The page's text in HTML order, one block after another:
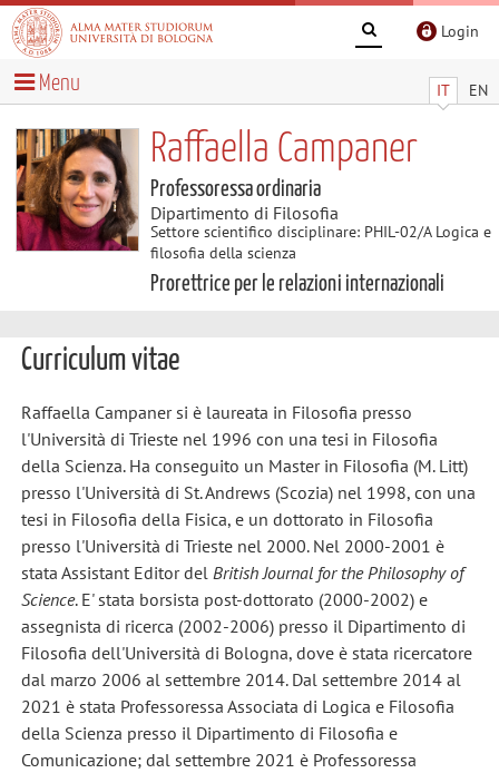
Login
IT EN
Menu
Raffaella Campaner
Professoressa ordinaria
Dipartimento di Filosofia
Settore scientifico disciplinare: PHIL-02/A Logica e
filosofia della scienza
Prorettrice per le relazioni internazionali
Curriculum vitae
Raffaella Campaner si è laureata in Filosofia presso
l'Università di Trieste nel 1996 con una tesi in Filosofia
della Scienza. Ha conseguito un Master in Filosofia (M. Litt)
presso l'Università di St. Andrews (Scozia) nel 1998, con una
tesi in Filosofia della Fisica, e un dottorato in Filosofia
presso l'Università di Trieste nel 2000. Nel 2000-2001 è
stata Assistant Editor del British Journal for the Philosophy of
Science. E' stata borsista post-dottorato (2000-2002) e
assegnista di ricerca (2002-2006) presso il Dipartimento di
Filosofia dell'Università di Bologna, dove è stata ricercatore
dal marzo 2006 al settembre 2014. Dal settembre 2014 al
2021 è stata Professoressa Associata di Logica e Filosofia
della Scienza presso il Dipartimento di Filosofia e
Comunicazione; dal settembre 2021 è Professoressa